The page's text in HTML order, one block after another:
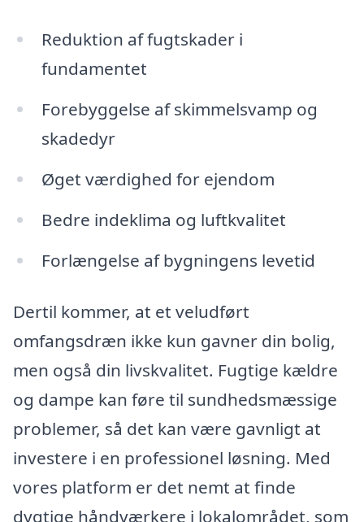
Reduktion af fugtskader i
fundamentet
Forebyggelse af skimmelsvamp og
skadedyr
Øget værdighed for ejendom
Bedre indeklima og luftkvalitet
Forlængelse af bygningens levetid
Dertil kommer, at et veludført
omfangsdræn ikke kun gavner din bolig,
men også din livskvalitet. Fugtige kældre
og dampe kan føre til sundhedsmæssige
problemer, så det kan være gavnligt at
investere i en professionel løsning. Med
vores platform er det nemt at finde
dygtige håndværkere i lokalområdet, som